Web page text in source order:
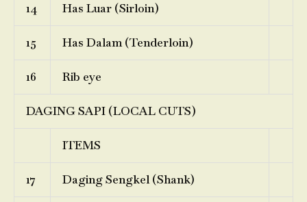
14 Has Luar (Sirloin)
15 Has Dalam (Tenderloin)
16 Rib eye
DAGING SAPI (LOCAL CUTS)
ITEMS
17 Daging Sengkel (Shank)